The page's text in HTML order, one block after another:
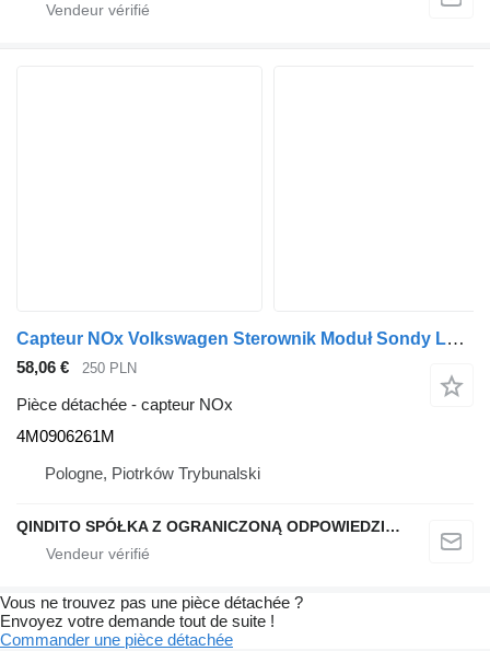
Capteur NOx Volkswagen Sterownik Moduł Sondy Lambda 4M0906261M pour automobile Audi A6 A7 Q7 Q8
58,06 € 250 PLN
Pièce détachée - capteur NOx
4M0906261M
Pologne, Piotrków Trybunalski
QINDITO SPÓŁKA Z OGRANICZONĄ ODPOWIEDZIALNOŚCIĄ
Vous ne trouvez pas une pièce détachée ?
Envoyez votre demande tout de suite !
Commander une pièce détachée